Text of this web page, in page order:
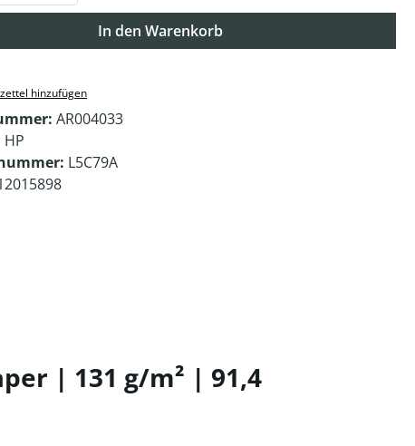
In den Warenkorb
hinzufügen
AR004033
HP
L5C79A
| 131 g/m² | 91,4